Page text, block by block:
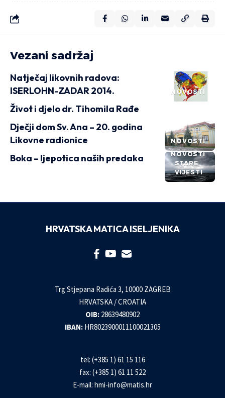
Vezani sadržaj
NOVOSTI
Natječaj likovnih radova:
ISERLOHN-ZADAR 2014.
Život i djelo dr. Tihomila Rađe
NOVOSTI
Dječji dom Sv. Ana – 20. godina
Likovne radionice
NOVOSTI
STARE
VIJESTI
Boka – ljepotica naših predaka
HRVATSKA MATICA ISELJENIKA
Trg Stjepana Radića 3, 10000 ZAGREB
HRVATSKA / CROATIA
OIB: 28639480902
IBAN: HR8023900011100021305
tel: (+385 1) 61 15 116
fax: (+385 1) 61 11 522
E-mail: hmi-info@matis.hr